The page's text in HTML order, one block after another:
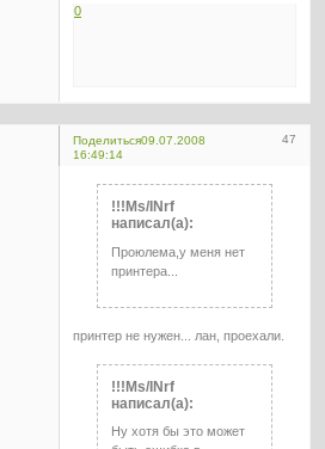
0
Поделиться 47
09.07.2008
16:49:14
!!!Ms/INrf
написал(а):
Проюлема,у меня нет
принтера...
принтер не нужен... лан, проехали.
!!!Ms/INrf
написал(а):
Ну хотя бы это может